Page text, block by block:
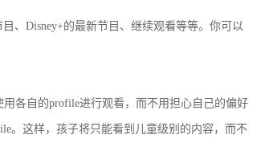
、Disney+的最新节目、继续观看等等。你可以
各自的profile进行观看，而不用担心自己的偏好
。这样，孩子将只能看到儿童级别的内容，而不